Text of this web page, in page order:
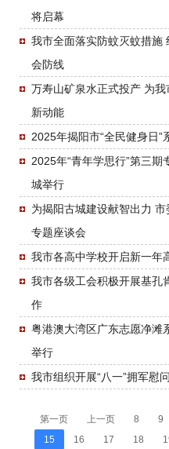
将启幕
我市全面落实防蚊灭蚊措施
会防线
万寿山矿泉水正式投产 为我
新动能
2025年揭阳市“全民健身日”
2025年“青年学思行”第三期
城举行
为揭阳古城建设献智出力
专题座谈会
我市各高中学校开启新一年
我市各级工会积极开展基孔
作
粤港澳大湾区广东志愿净滩
举行
我市组织开展“八一”拥军慰
第一页 上一页 8 9
15
16 17 18